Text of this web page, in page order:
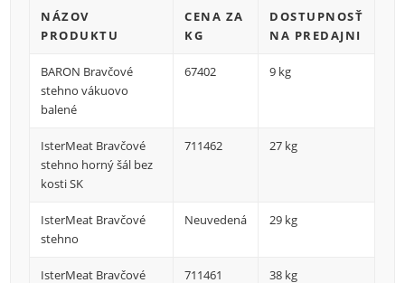
NÁZOV
PRODUKTU
CENA ZA
KG
DOSTUPNOSŤ
NA PREDAJNI
BARON Bravčové
stehno vákuovo
balené
67402 9 kg
IsterMeat Bravčové
stehno horný šál bez
kosti SK
711462 27 kg
IsterMeat Bravčové
stehno
Neuvedená 29 kg
IsterMeat Bravčové 711461 38 kg